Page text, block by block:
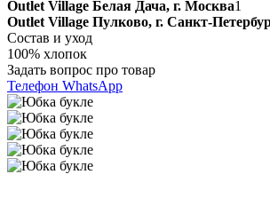
Outlet Village Белая Дача, г. Москва1
Outlet Village Пулково, г. Санкт-
Состав и уход
100% хлопок
Задать вопрос про товар
Телефон WhatsApp